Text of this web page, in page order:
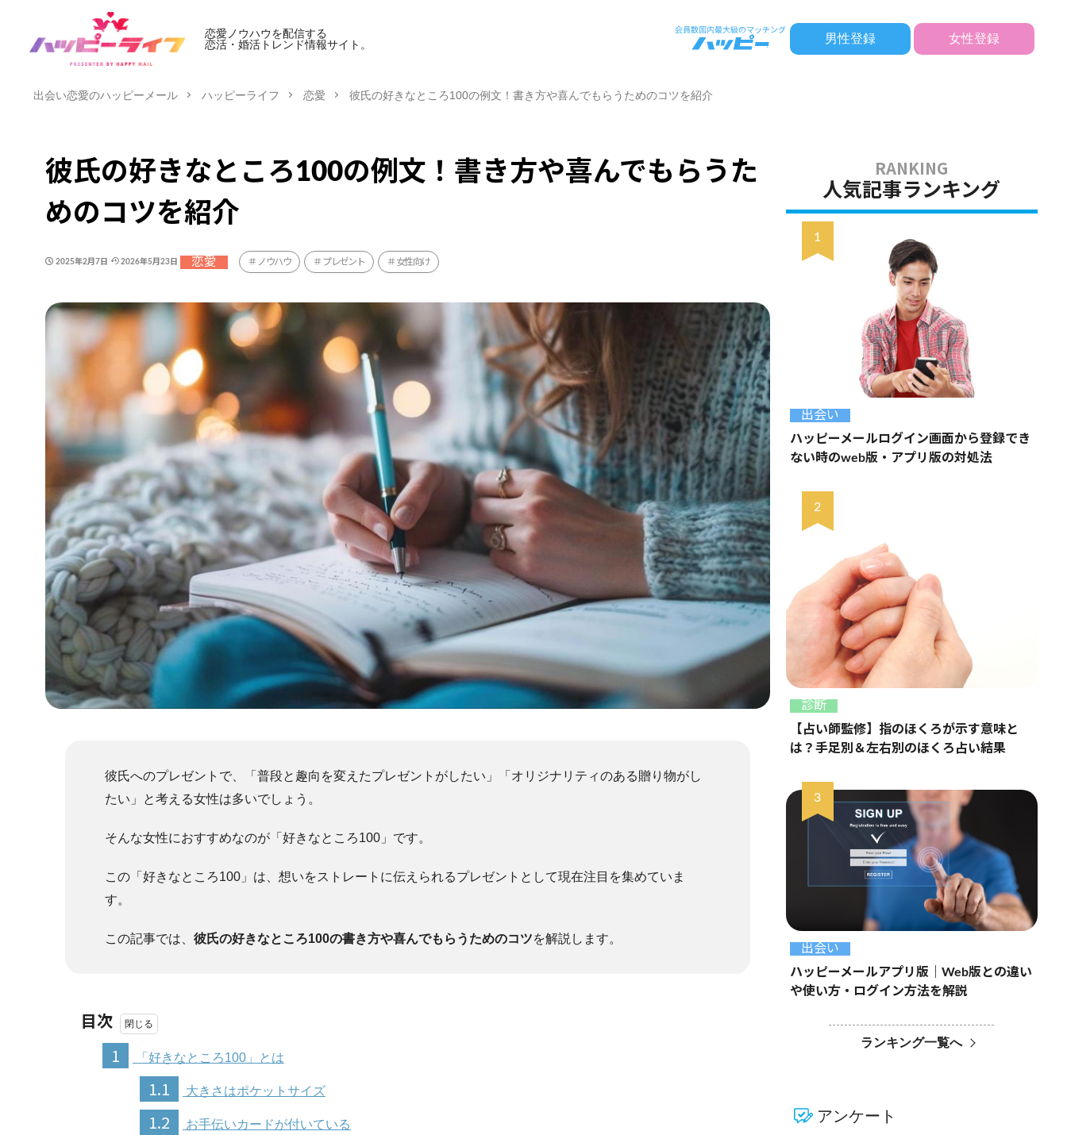
恋愛ノウハウを配信する
恋活・婚活トレンド情報サイト。
男性登録 女性登録
出会い恋愛のハッピーメール ハッピーライフ 恋愛 彼氏の好きなところ100の例文！書き方や喜んでもらうためのコツを紹介
彼氏の好きなところ100の例文！書き方や喜んでもらうた
めのコツを紹介
2025年2月7日 2026年5月23日 恋愛 ノウハウ プレゼント 女性向け
彼氏へのプレゼントで、「普段と趣向を変えたプレゼントがしたい」「オリジナリティのある贈り物がし
たい」と考える女性は多いでしょう。
そんな女性におすすめなのが「好きなところ100」です。
この「好きなところ100」は、想いをストレートに伝えられるプレゼントとして現在注目を集めていま
す。
この記事では、 彼氏の好きなところ100の書き方や喜んでもらうためのコツを解説します。
目次
1
「好きなところ100」とは
1.1 大きさはポケットサイズ
1.2 お手伝いカードが付いている
人気記事ランキング
出会い
ハッピーメールログイン画面から登録でき
ない時のweb版・アプリ版の対処法
診断
【占い師監修】指のほくろが示す意味と
は？手足別＆左右別のほくろ占い結果
出会い
ハッピーメールアプリ版｜Web版との違い
や使い方・ログイン方法を解説
ランキング一覧へ
アンケート